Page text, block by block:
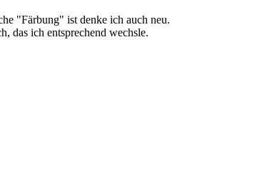
"Färbung" ist denke ich auch neu.
das ich entsprechend wechsle.